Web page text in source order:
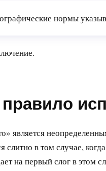
нормы
является
слитно в том случае,
на первый слог в этом